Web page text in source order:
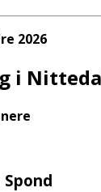
2026
i